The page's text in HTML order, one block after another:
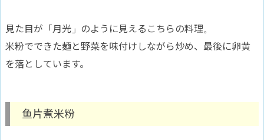
見た目が「月光」のように見えるこちらの料理。
米粉でできた麺と野菜を味付けしながら炒め、最後に卵黄
を落としています。
鱼片煮米粉